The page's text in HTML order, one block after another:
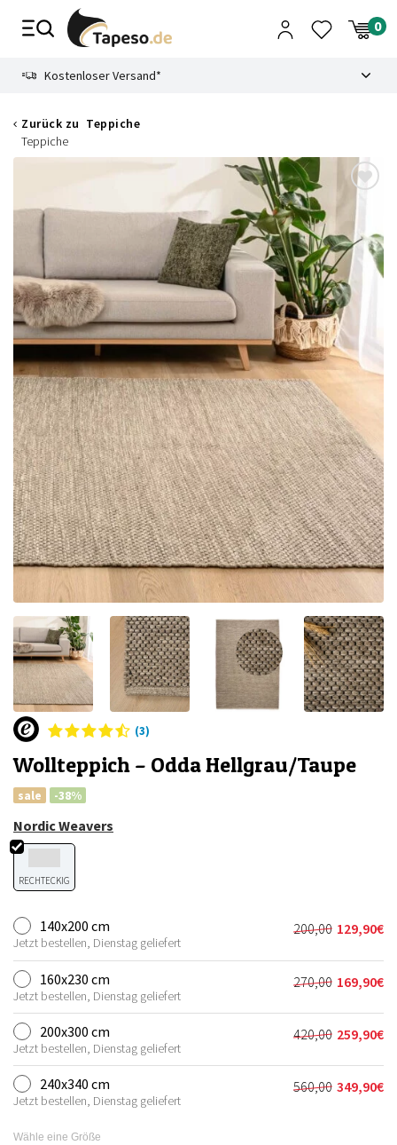
Zusammenbruch
Kostenloser Versand*
Zurück zu Teppiche
Teppiche
(3)
Wollteppich – Odda Hellgrau/Taupe
sale -38%
Nordic Weavers
RECHTECKIG
140x200 cm
Jetzt bestellen, Dienstag geliefert
200,00
Preis
war:
200,00€
129,90€
Aktueller
Preis
ist:
129,90€.
160x230 cm
Jetzt bestellen, Dienstag geliefert
270,00
Preis
war:
270,00€
169,90€
Aktueller
Preis
ist:
169,90€.
200x300 cm
Jetzt bestellen, Dienstag geliefert
420,00
Preis
war:
420,00€
259,90€
Aktueller
Preis
ist:
259,90€.
240x340 cm
Jetzt bestellen, Dienstag geliefert
560,00 349,90€
Aktueller
Wähle eine Größe